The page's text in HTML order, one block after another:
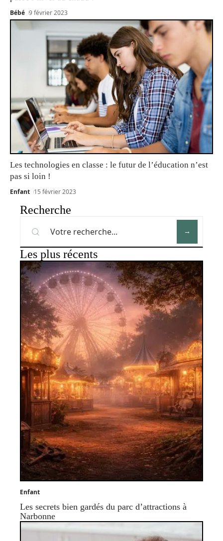
Bébé 9 février 2023
Les technologies en classe : le futur de l’éducation n’est
pas si loin !
Enfant 15 février 2023
Recherche
Les plus récents
Enfant
Les secrets bien gardés du parc d’attractions à
Narbonne